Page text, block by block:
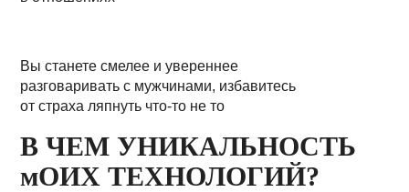
Вы станете смелее и увереннее
разговаривать с мужчинами, избавитесь
от страха ляпнуть что-то не то
В ЧЕМ УНИКАЛЬНОСТЬ
мОИХ ТЕХНОЛОГИЙ?